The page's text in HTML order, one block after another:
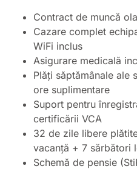
Contract de muncă
Cazare complet
WiFi inclus
Asigurare medicală
Plăți săptămânale ale
ore suplimentare
Suport pentru
certificării VCA
32 de zile libere
vacanță + 7 sărbători
Schemă de pensie